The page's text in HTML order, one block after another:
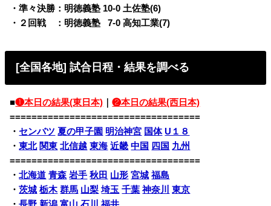
・準々決勝：明徳義塾 10-0 土佐塾(6)
・２回戦 ：明徳義塾
07-0 高知工業(7)
[全国各地] 試合日程・結果を調べる
■❶本日の結果(東日本) ｜❷本日の結果(西日本)
===================================
・ センバツ 夏の甲子園 明治神宮 国体 U１８
・東北 関東 北信越 東海 近畿 中国 四国 九州
===================================
・北海道 青森 岩手 秋田 山形 宮城 福島
・茨城 栃木 群馬 山梨 埼玉 千葉 神奈川 東京